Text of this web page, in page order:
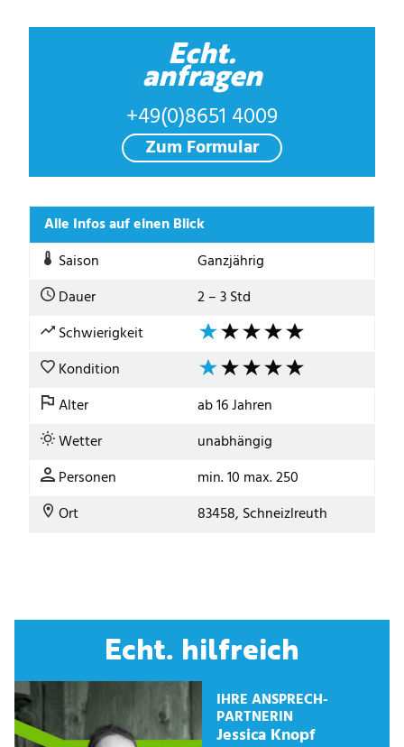
Echt.
anfragen
+49(0)8651 4009
Zum Formular
Alle Infos auf einen Blick
Saison
Ganzjährig
Dauer
2 – 3 Std
Schwierigkeit
Kondition
Alter
ab 16 Jahren
Wetter
unabhängig
Personen
min. 10 max. 250
Ort
83458, Schneizlreuth
Echt. hilfreich
IHRE ANSPRECH­
PARTNERIN
Jessica Knopf